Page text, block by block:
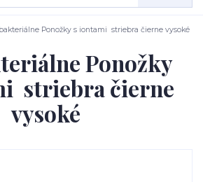
Ponožky s iontami striebra čierne vysoké
Ponožky
striebra čierne
vysoké